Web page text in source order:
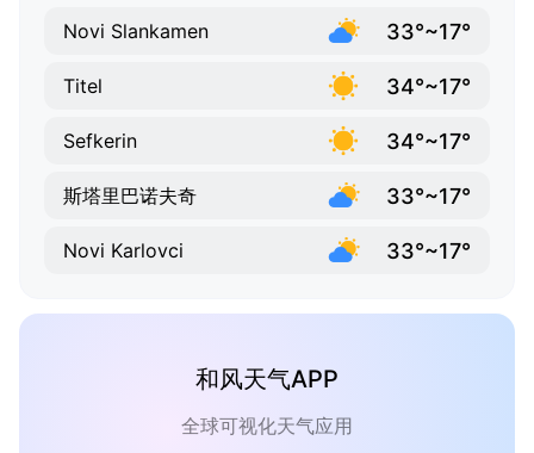
Novi Slankamen 33°~17°
Titel 34°~17°
Sefkerin 34°~17°
斯塔里巴诺夫奇 33°~17°
Novi Karlovci 33°~17°
和风天气APP
全球可视化天气应用